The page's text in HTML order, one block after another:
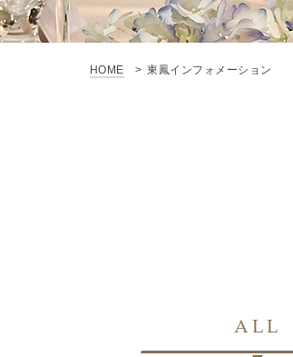
HOME 東鳳インフォメーション
ALL